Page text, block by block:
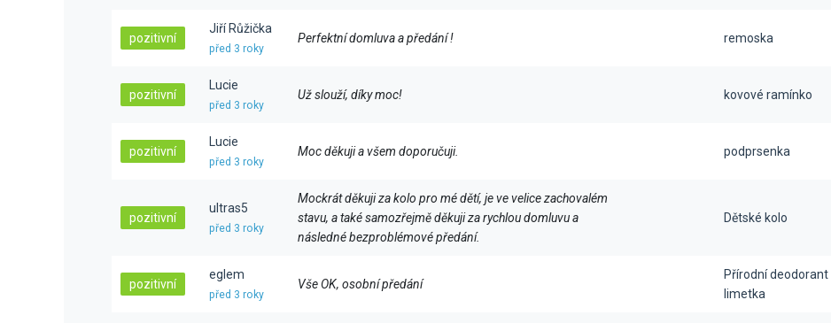
pozitivní
Jiří Růžička
před 3 roky
Perfektní domluva a předání ! remoska
pozitivní
Lucie
před 3 roky
Už slouží, díky moc! kovové ramínko
pozitivní
Lucie
před 3 roky
Moc děkuji a všem doporučuji. podprsenka
pozitivní
ultras5
před 3 roky
Mockrát děkuji za kolo pro mé dětí, je ve velice zachovalém
stavu, a také samozřejmě děkuji za rychlou domluvu a
následné bezproblémové předání.
Dětské kolo
pozitivní
eglem
před 3 roky
Vše OK, osobní předání
Přírodní deodorant
limetka